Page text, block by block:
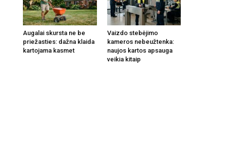
Augalai skursta ne be
priežasties: dažna klaida
kartojama kasmet
Vaizdo stebėjimo
kameros nebeužtenka:
naujos kartos apsauga
veikia kitaip